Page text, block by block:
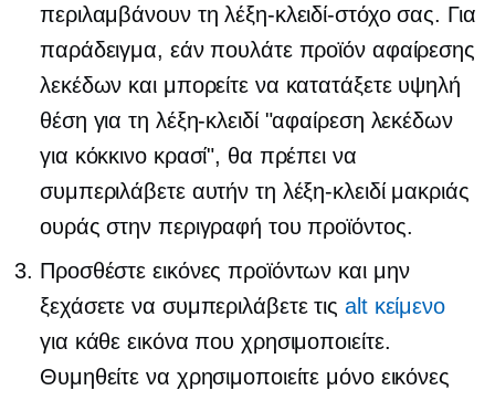
περιλαμβάνουν τη λέξη-κλειδί-στόχο σας. Για
παράδειγμα, εάν πουλάτε προϊόν αφαίρεσης
λεκέδων και μπορείτε να κατατάξετε υψηλή
θέση για τη λέξη-κλειδί "αφαίρεση λεκέδων
για κόκκινο κρασί", θα πρέπει να
συμπεριλάβετε αυτήν τη λέξη-κλειδί μακριάς
ουράς στην περιγραφή του προϊόντος.
Προσθέστε εικόνες προϊόντων και μην
ξεχάσετε να συμπεριλάβετε τις alt κείμενο
για κάθε εικόνα που χρησιμοποιείτε.
Θυμηθείτε να χρησιμοποιείτε μόνο εικόνες